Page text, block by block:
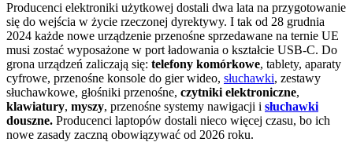
Producenci elektroniki użytkowej dostali dwa lata na przygotowanie
się do wejścia w życie rzeczonej dyrektywy. I tak od 28 grudnia
2024 każde nowe urządzenie przenośne sprzedawane na ternie UE
musi zostać wyposażone w port ładowania o kształcie USB-C. Do
grona urządzeń zaliczają się: telefony komórkowe, tablety, aparaty
cyfrowe, przenośne konsole do gier wideo, słuchawki, zestawy
słuchawkowe, głośniki przenośne, czytniki elektroniczne,
klawiatury, myszy, przenośne systemy nawigacji i słuchawki
douszne. Producenci laptopów dostali nieco więcej czasu, bo ich
nowe zasady zaczną obowiązywać od 2026 roku.